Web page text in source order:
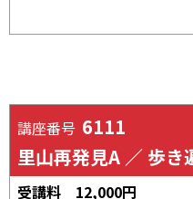
講座番号 6111
里山再発見A ／ 歩
受講料
12,000円